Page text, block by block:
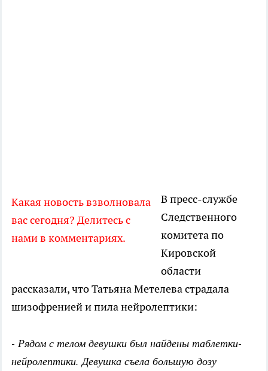
Какая новость взволновала
вас сегодня? Делитесь с
нами в комментариях.
В пресс-службе
Следственного
комитета по
Кировской
области
рассказали, что Татьяна Метелева страдала
шизофренией и пила нейролептики:
- Рядом с телом девушки был найдены таблетки-
нейролептики. Девушка съела большую дозу